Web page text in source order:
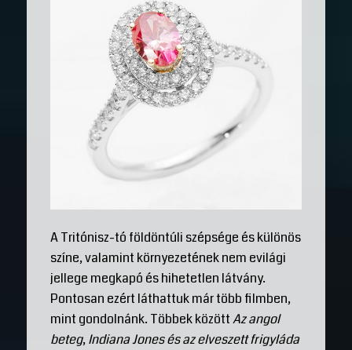
A Tritónisz-tó földöntúli szépsége és különös
színe, valamint környezetének nem evilági
jellege megkapó és hihetetlen látvány.
Pontosan ezért láthattuk már több filmben,
mint gondolnánk. Többek közöttAz angol
beteg,Indiana Jones és az elveszett frigyláda